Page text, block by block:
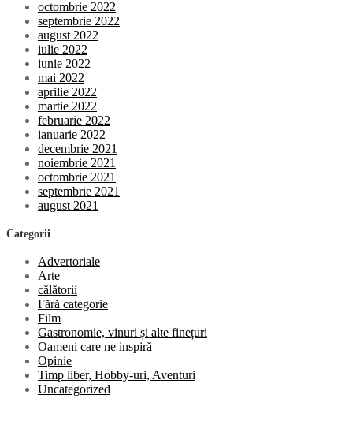
octombrie 2022
septembrie 2022
august 2022
iulie 2022
iunie 2022
mai 2022
aprilie 2022
martie 2022
februarie 2022
ianuarie 2022
decembrie 2021
noiembrie 2021
octombrie 2021
septembrie 2021
august 2021
Categorii
Advertoriale
Arte
călătorii
Fără categorie
Film
Gastronomie, vinuri și alte finețuri
Oameni care ne inspiră
Opinie
Timp liber, Hobby-uri, Aventuri
Uncategorized